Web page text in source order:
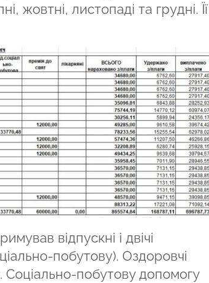
жовтні, листопаді та грудні. Її
відпускні і двічі
побутову). Оздоровчі
Соціально-побутову допомогу